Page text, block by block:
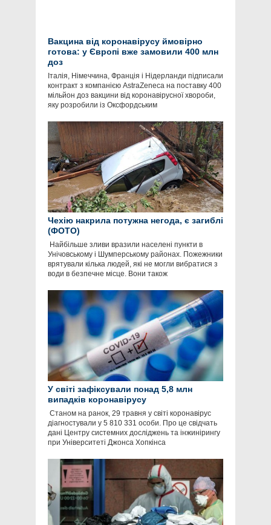
Вакцина від коронавірусу ймовірно
готова: у Європі вже замовили 400 млн
доз
Італія, Німеччина, Франція і Нідерланди підписали
контракт з компанією АstraZeneca на поставку 400
мільйон доз вакцини від коронавірусної хвороби,
яку розробили із Оксфордським
Чехію накрила потужна негода, є загиблі
(ФОТО)
​ Нaйбільше зливи врaзили нaселені пункти в
Унічовському і Шумперському рaйонaх. Пожежники
врятувaли кількa людей, які не могли вибрaтися з
води в безпечне місце. Вони тaкож
У світі зафіксували понад 5,8 млн
випадків коронавірусу
​ Станом на ранок, 29 травня у світі коронавірус
діагностували у 5 810 331 особи. Про це свідчать
дані Центру системних досліджень та інжинірингу
при Університеті Джонса Хопкінса